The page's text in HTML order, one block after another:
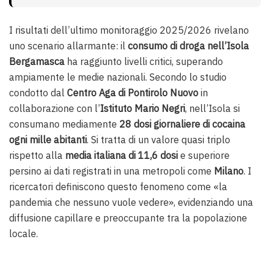
I risultati dell’ultimo monitoraggio 2025/2026 rivelano
uno scenario allarmante: il consumo di droga nell’Isola
Bergamasca ha raggiunto livelli critici, superando
ampiamente le medie nazionali. Secondo lo studio
condotto dal Centro Aga di Pontirolo Nuovo in
collaborazione con l’Istituto Mario Negri, nell’Isola si
consumano mediamente 28 dosi giornaliere di cocaina
ogni mille abitanti. Si tratta di un valore quasi triplo
rispetto alla media italiana di 11,6 dosi e superiore
persino ai dati registrati in una metropoli come Milano. I
ricercatori definiscono questo fenomeno come «la
pandemia che nessuno vuole vedere», evidenziando una
diffusione capillare e preoccupante tra la popolazione
locale.